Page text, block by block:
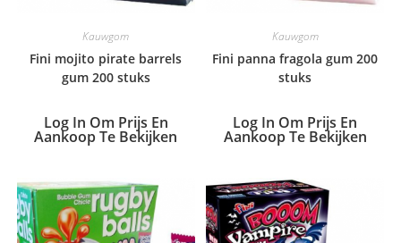
Kauwgom
Fini mojito pirate barrels
gum 200 stuks
Log In Om Prijs En
Aankoop Te Bekijken
Kauwgom
Fini panna fragola gum 200
stuks
Log In Om Prijs En
Aankoop Te Bekijken